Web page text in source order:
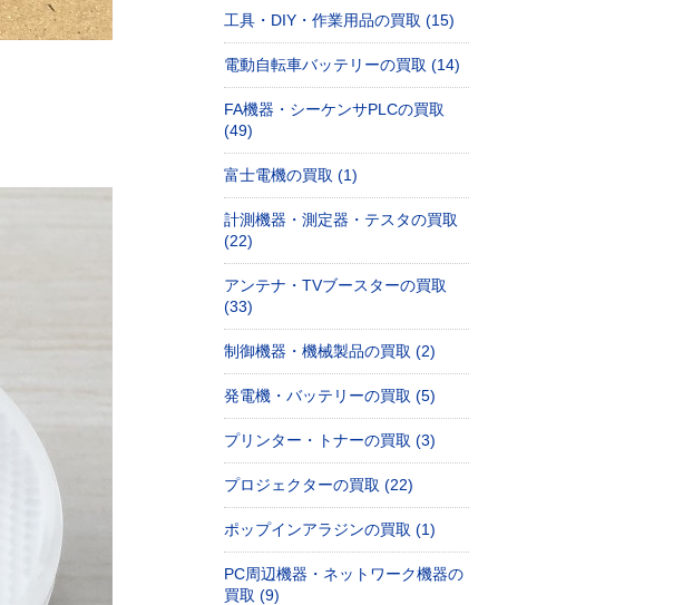
工具・DIY・作業用品の買取 (15)
電動自転車バッテリーの買取 (14)
FA機器・シーケンサPLCの買取
(49)
富士電機の買取 (1)
計測機器・測定器・テスタの買取
(22)
アンテナ・TVブースターの買取
(33)
制御機器・機械製品の買取 (2)
発電機・バッテリーの買取 (5)
プリンター・トナーの買取 (3)
プロジェクターの買取 (22)
ポップインアラジンの買取 (1)
PC周辺機器・ネットワーク機器の
買取 (9)